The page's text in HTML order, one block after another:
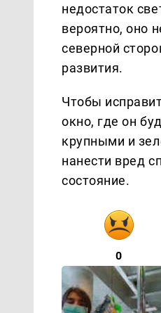
недостаток
вероятно, оно
северной
развития.
Чтобы
окно, где он
крупными и
нанести вред
состояние.
0